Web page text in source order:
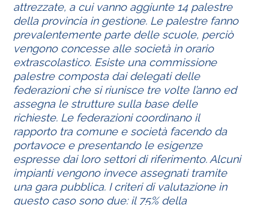
attrezzate, a cui vanno aggiunte 14 palestre
della provincia in gestione. Le palestre fanno
prevalentemente parte delle scuole, perciò
vengono concesse alle società in orario
extrascolastico. Esiste una commissione
palestre composta dai delegati delle
federazioni che si riunisce tre volte l’anno ed
assegna le strutture sulla base delle
richieste. Le federazioni coordinano il
rapporto tra comune e società facendo da
portavoce e presentando le esigenze
espresse dai loro settori di riferimento. Alcuni
impianti vengono invece assegnati tramite
una gara pubblica. I criteri di valutazione in
questo caso sono due: il 75% della